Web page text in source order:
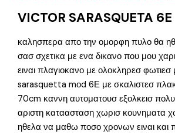
VICTOR SARASQUETA 6E
καλησπερα απο την ομορφη πυλο θα
σασ σχετικα με ενα δικανο που μου
ειναι πλαγιοκανο με ολοκληρεσ
sarasquetta mοd 6Ε με σκαλιστεσ
70cm καννη αυτοματουσ εξολκεισ
αριστη καταασταση χωρισ κουνηματα
ηθελα να μαθω ποσο χρονων ειναι και